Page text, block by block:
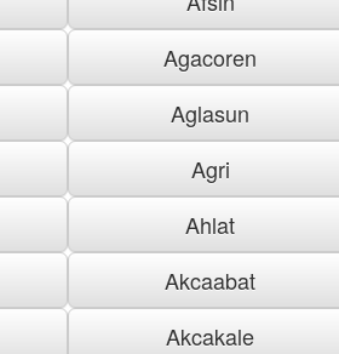
Agacoren
Aglasun
Agri
Ahlat
Akcaabat
Akcakale